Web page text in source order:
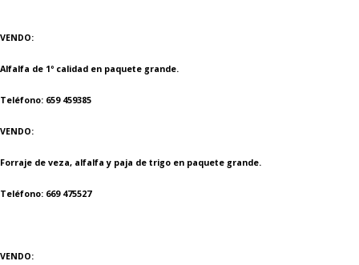
VENDO:
Alfalfa de 1º calidad en paquete grande.
Teléfono: 659 459385
VENDO:
Forraje de veza, alfalfa y paja de trigo en paquete grande.
Teléfono: 669 475527
VENDO: